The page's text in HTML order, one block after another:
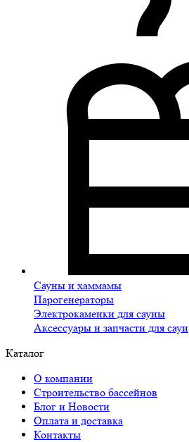
Сауны и хаммамы
Парогенераторы
Электрокаменки для сауны
Аксессуары и запчасти для саун
Каталог
О компании
Строительство бассейнов
Блог и Новости
Оплата и доставка
Контакты